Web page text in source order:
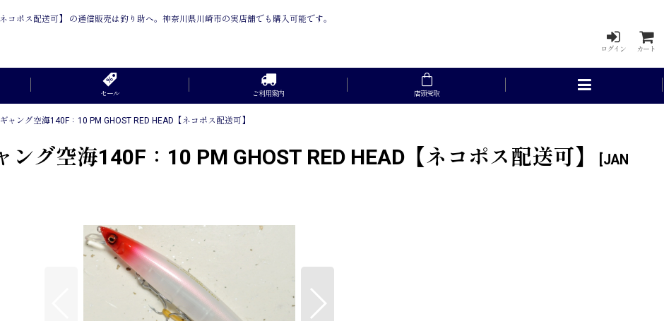
コポス配送可】 の通信販売は釣り助へ。神奈川県川崎市の実店舗でも購入可能です。
ログイン カート
セール ご利用案内 店頭受取
ャング空海140F：10 PM GHOST RED HEAD【ネコポス配送可】
ング空海140F：10 PM GHOST RED HEAD【ネコポス配送可】
JAN